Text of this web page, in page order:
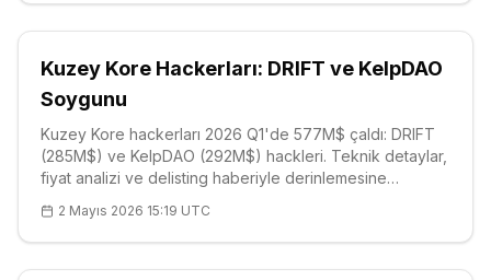
Kuzey Kore Hackerları: DRIFT ve KelpDAO
Soygunu
Kuzey Kore hackerları 2026 Q1'de 577M$ çaldı: DRIFT
(285M$) ve KelpDAO (292M$) hackleri. Teknik detaylar,
fiyat analizi ve delisting haberiyle derinlemesine
ekosistemi etkilendi.
2 Mayıs 2026 15:19 UTC